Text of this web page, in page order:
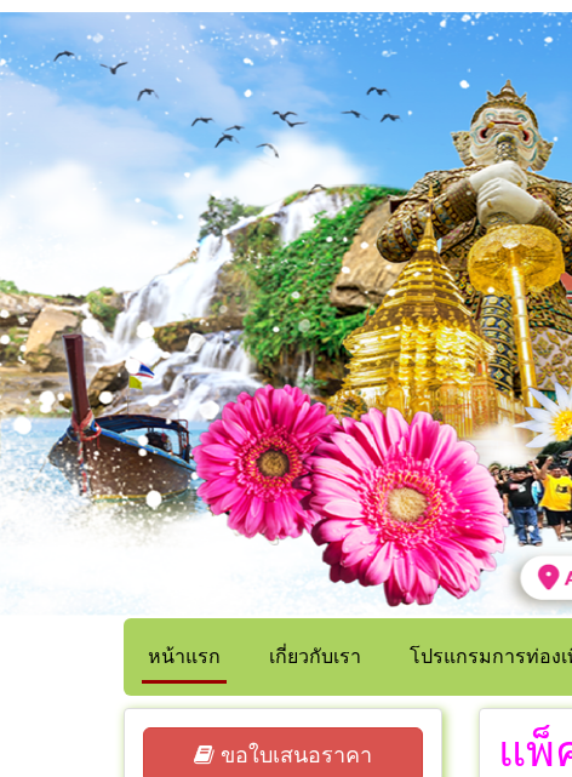
หน้าแรก เกี่ยวกับเรา โปรแกรมการท่องเ
ขอใบเสนอราคา แพ็